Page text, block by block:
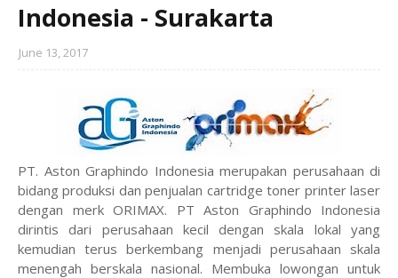
Indonesia - Surakarta
June 13, 2017
PT. Aston Graphindo Indonesia merupakan perusahaan di
bidang produksi dan penjualan cartridge toner printer laser
dengan merk ORIMAX. PT Aston Graphindo Indonesia
dirintis dari perusahaan kecil dengan skala lokal yang
kemudian terus berkembang menjadi perusahaan skala
menengah berskala nasional. Membuka lowongan untuk